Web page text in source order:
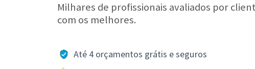
Milhares de profissionais avaliados por
com os melhores.
Até 4 orçamentos grátis e seguros